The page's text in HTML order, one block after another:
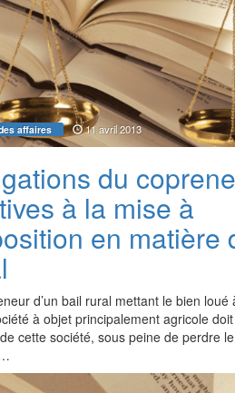
affaires 11 avril 2013
du
à la mise à
en matière
d’un bail rural mettant le bien loué
à objet principalement agricole
cette société, sous peine de perdre